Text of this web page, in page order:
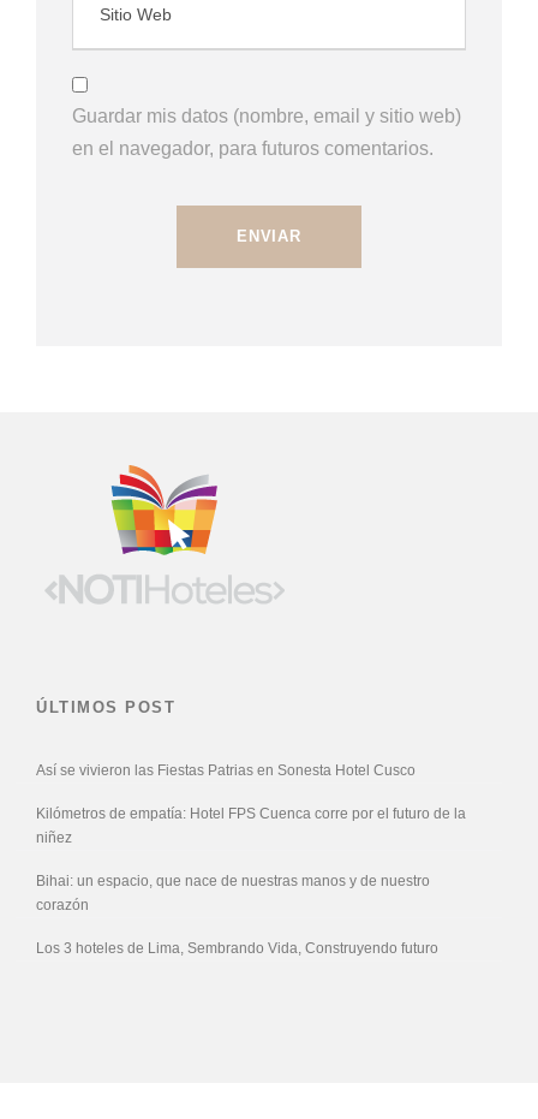
Guardar mis datos (nombre, email y sitio web)
en el navegador, para futuros comentarios.
ÚLTIMOS POST
Así se vivieron las Fiestas Patrias en Sonesta Hotel Cusco
Kilómetros de empatía: Hotel FPS Cuenca corre por el futuro de la
niñez
Bihai: un espacio, que nace de nuestras manos y de nuestro
corazón
Los 3 hoteles de Lima, Sembrando Vida, Construyendo futuro